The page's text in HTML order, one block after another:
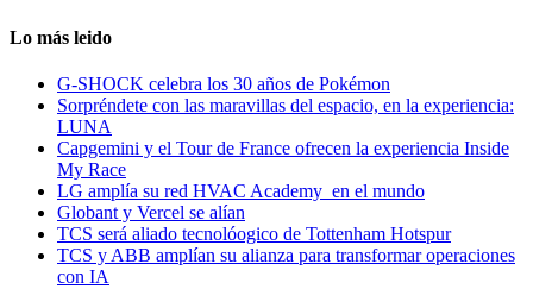
Lo más leido
G-SHOCK celebra los 30 años de Pokémon
Sorpréndete con las maravillas del espacio, en la experiencia:
LUNA
Capgemini y el Tour de France ofrecen la experiencia Inside
My Race
LG amplía su red HVAC Academy en el mundo
Globant y Vercel se alían
TCS será aliado tecnolóogico de Tottenham Hotspur
TCS y ABB amplían su alianza para transformar operaciones
con IA